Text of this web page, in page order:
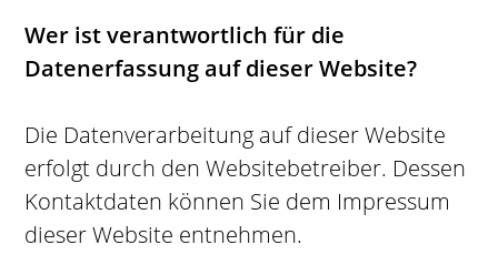
Wer ist verantwortlich für die
Datenerfassung auf dieser Website?
Die Datenverarbeitung auf dieser Website
erfolgt durch den Websitebetreiber. Dessen
Kontaktdaten können Sie dem Impressum
dieser Website entnehmen.